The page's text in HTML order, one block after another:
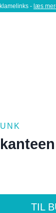
- læs
TIL